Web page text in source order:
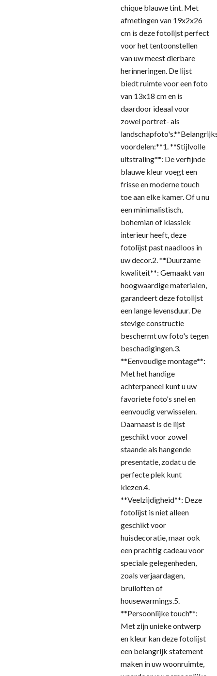
chique blauwe tint. Met
afmetingen van 19x2x26
cm is deze fotolijst perfect
voor het tentoonstellen
van uw meest dierbare
herinneringen. De lijst
biedt ruimte voor een foto
van 13x18 cm en is
daardoor ideaal voor
zowel portret- als
voordelen:**1. **Stijlvolle
uitstraling**: De verfijnde
blauwe kleur voegt een
frisse en moderne touch
toe aan elke kamer. Of u nu
een minimalistisch,
bohemian of klassiek
interieur heeft, deze
fotolijst past naadloos in
uw decor.2. **Duurzame
kwaliteit**: Gemaakt van
hoogwaardige materialen,
garandeert deze fotolijst
een lange levensduur. De
stevige constructie
beschermt uw foto's tegen
beschadigingen.3.
**Eenvoudige montage**:
Met het handige
achterpaneel kunt u uw
favoriete foto's snel en
eenvoudig verwisselen.
Daarnaast is de lijst
geschikt voor zowel
staande als hangende
presentatie, zodat u de
perfecte plek kunt
kiezen.4.
**Veelzijdigheid**: Deze
fotolijst is niet alleen
geschikt voor
huisdecoratie, maar ook
een prachtig cadeau voor
speciale gelegenheden,
zoals verjaardagen,
bruiloften of
housewarmings.5.
**Persoonlijke touch**:
Met zijn unieke ontwerp
en kleur kan deze fotolijst
een belangrijk statement
maken in uw woonruimte,